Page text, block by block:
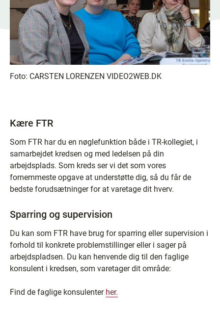
Foto: CARSTEN LORENZEN VIDEO2WEB.DK
Kære FTR
Som FTR har du en nøglefunktion både i TR-kollegiet, i
samarbejdet kredsen og med ledelsen på din
arbejdsplads. Som kreds ser vi det som vores
fornemmeste opgave at understøtte dig, så du får de
bedste forudsætninger for at varetage dit hverv.
Sparring og supervision
Du kan som FTR have brug for sparring eller supervision i
forhold til konkrete problemstillinger eller i sager på
arbejdspladsen. Du kan henvende dig til den faglige
konsulent i kredsen, som varetager dit område:
Find de faglige konsulenter her.